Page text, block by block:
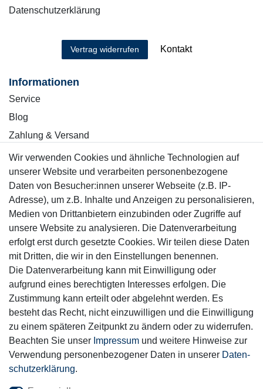
Datenschutzerklärung
Vertrag widerrufen Kontakt
Informationen
Service
Blog
Zahlung & Versand
Sicher einkaufen
Mitglied
Motor-Fit
© Copyright 2026 | Alle Rechte vorbehalten.
Wir verwenden Cookies und ähnliche Technologien auf
unserer Website und verarbeiten personenbezogene
Daten von Besucher:innen unserer Webseite (z.B. IP-
Adresse), um z.B. Inhalte und Anzeigen zu personalisieren,
Medien von Drittanbietern einzubinden oder Zugriffe auf
unsere Website zu analysieren. Die Datenverarbeitung
erfolgt erst durch gesetzte Cookies. Wir teilen diese Daten
mit Dritten, die wir in den Einstellungen benennen.
Die Datenverarbeitung kann mit Einwilligung oder
aufgrund eines berechtigten Interesses erfolgen. Die
Zustimmung kann erteilt oder abgelehnt werden. Es
besteht das Recht, nicht einzuwilligen und die Einwilligung
zu einem späteren Zeitpunkt zu ändern oder zu widerrufen.
Beachten Sie unser Impressum und weitere Hinweise zur
Verwendung personenbezogener Daten in unserer Daten­
schutz­erklärung.